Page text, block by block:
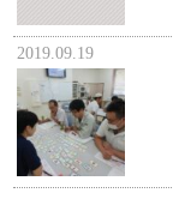
2019.09.19